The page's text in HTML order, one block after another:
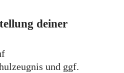
deiner
und ggf.